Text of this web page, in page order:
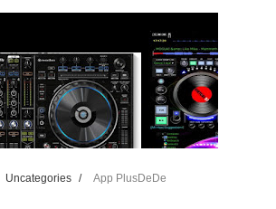
Uncategories /
App PlusDeDe